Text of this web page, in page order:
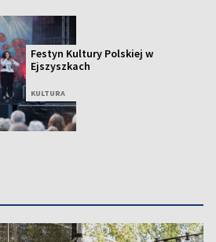
Festyn Kultury Polskiej w
Ejszyszkach
KULTURA